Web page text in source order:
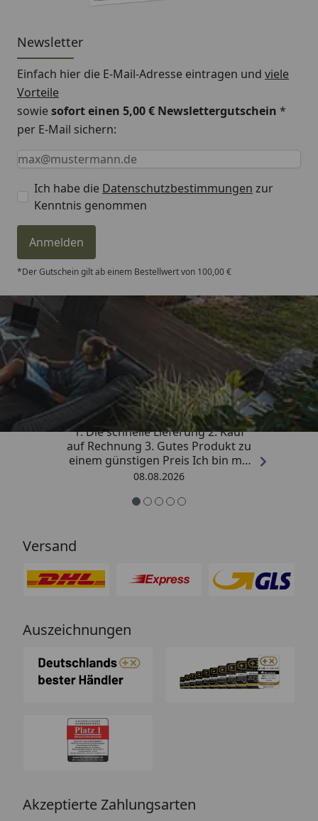
Newsletter
Einfach hier die E-Mail-Adresse eintragen und viele
Vorteile
sowiesofort einen 5,00 € Newslettergutschein *
per E-Mail sichern:
Keine Eingabe erforderlich
Eingabe erforderlich
E-Mail *
Ich habe die Datenschutzbestimmungen zur
Kenntnis genommen
Anmelden
*Der Gutschein gilt ab einem Bestellwert von 100,00 €
Trusted Shops
4,81/ 5
„Besonders gut gefallen hat mir :
1. Die schnelle Lieferung 2. Kauf
auf Rechnung 3. Gutes Produkt zu
einem günstigen Preis Ich bin mit
der Kaufabwicklung sehr
08.08.2026
Versand
Auszeichnungen
Akzeptierte Zahlungsarten